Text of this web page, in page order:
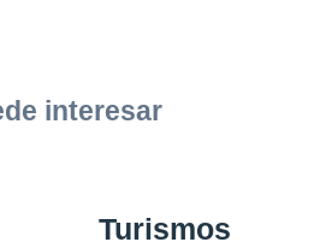
interesar
Turismos